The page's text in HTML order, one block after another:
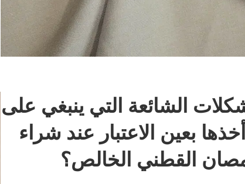
الشائعة التي ينبغي على
بعين الاعتبار عند شراء
القطني الخالص؟